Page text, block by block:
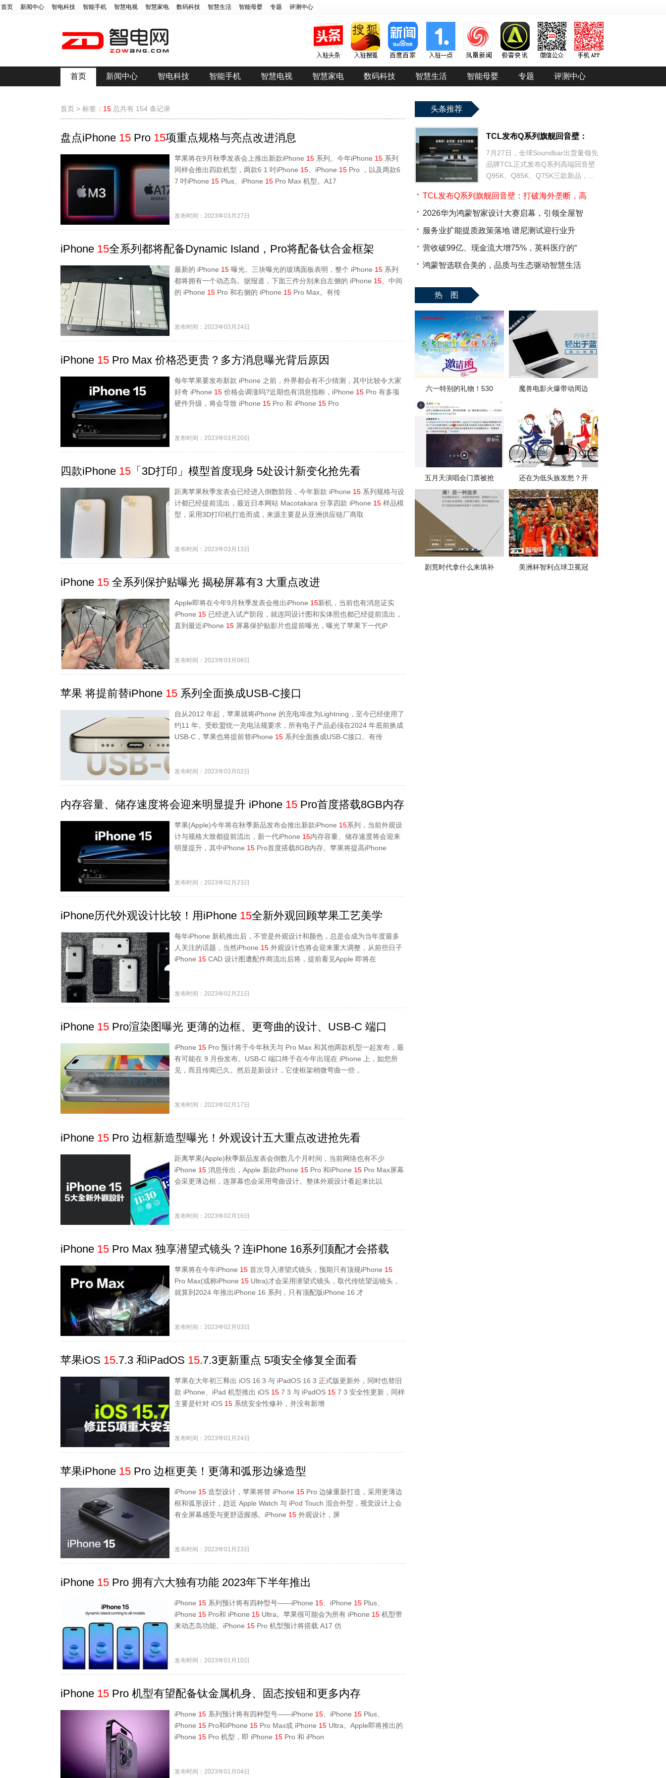
首页 新闻中心 智电科技 智能手机 智慧电视 智慧家电 数码科技 智慧生活 智能母婴 专题 评测中心
首页 新闻中心 智电科技 智能手机 智慧电视 智慧家电 数码科技 智慧生活 智能母婴 专题 评测中心
首页 > 标签： 15 总共有 154 条记录
盘点iPhone 15 Pro 15项重点规格与亮点改进消息
苹果将在9月秋季发表会上推出新款iPhone 15 系列。今年iPhone 15 系列
同样会推出四款机型，两款6 1 吋iPhone 15 、iPhone 15 Pro ，以及两款6
7 吋iPhone 15 Plus、iPhone 15 Pro Max 机型。A17
发布时间：2023年03月27日
iPhone 15全系列都将配备Dynamic Island，Pro将配备钛合金框架
最新的 iPhone 15 曝光。三块曝光的玻璃面板表明，整个 iPhone 15 系列
都将拥有一个动态岛。据报道，下面三件分别来自左侧的 iPhone 15 、中间
的 iPhone 15 Pro 和右侧的 iPhone 15 Pro Max。有传
发布时间：2023年03月24日
iPhone 15 Pro Max 价格恐更贵？多方消息曝光背后原因
每年苹果要发布新款 iPhone 之前，外界都会有不少猜测，其中比较令大家
好奇 iPhone 15 价格会调涨吗?近期也有消息指称，iPhone 15 Pro 有多项
硬件升级，将会导致 iPhone 15 Pro 和 iPhone 15 Pro
发布时间：2023年03月20日
四款iPhone 15 「3D打印」模型首度现身 5处设计新变化抢先看
距离苹果秋季发表会已经进入倒数阶段，今年新款 iPhone 15 系列规格与设
计都已经提前流出，最近日本网站 Macotakara 分享四款 iPhone 15 样品模
型，采用3D打印机打造而成，来源主要是从亚洲供应链厂商取
发布时间：2023年03月13日
iPhone 15 全系列保护贴曝光 揭秘屏幕有3 大重点改进
Apple即将在今年9月秋季发表会推出iPhone 15新机，当前也有消息证实
iPhone 15 已经进入试产阶段，就连同设计图和实体照也都已经提前流出，
直到最近iPhone 15 屏幕保护贴影片也提前曝光，曝光了苹果下一代iP
发布时间：2023年03月08日
苹果 将提前替iPhone 15 系列全面换成USB-C接口
自从2012 年起，苹果就将iPhone 的充电埠改为Lightning，至今已经使用了
约11 年。受欧盟统一充电法规要求，所有电子产品必须在2024 年底前换成
USB-C，苹果也将提前替iPhone 15 系列全面换成USB-C接口。有传
发布时间：2023年03月02日
内存容量、储存速度将会迎来明显提升 iPhone 15 Pro首度搭载8GB内存
苹果(Apple)今年将在秋季新品发布会推出新款iPhone 15系列，当前外观设
计与规格大致都提前流出，新一代iPhone 15内存容量、储存速度将会迎来
明显提升，其中iPhone 15 Pro首度搭载8GB内存。苹果将提高iPhone
发布时间：2023年02月23日
iPhone历代外观设计比较！用iPhone 15全新外观回顾苹果工艺美学
每年iPhone 新机推出后，不管是外观设计和颜色，总是会成为当年度最多
人关注的话题，当然iPhone 15 外观设计也将会迎来重大调整，从前些日子
iPhone 15 CAD 设计图遭配件商流出后将，提前看见Apple 即将在
发布时间：2023年02月21日
iPhone 15 Pro渲染图曝光 更薄的边框、更弯曲的设计、USB-C 端口
iPhone 15 Pro 预计将于今年秋天与 Pro Max 和其他两款机型一起发布，最
有可能在 9 月份发布。USB-C 端口终于在今年出现在 iPhone 上，如您所
见，而且传闻已久。然后是新设计，它使框架稍微弯曲一些，
发布时间：2023年02月17日
iPhone 15 Pro 边框新造型曝光！外观设计五大重点改进抢先看
距离苹果(Apple)秋季新品发表会倒数几个月时间，当前网络也有不少
iPhone 15 消息传出，Apple 新款iPhone 15 Pro 和iPhone 15 Pro Max屏幕
会采更薄边框，连屏幕也会采用弯曲设计。整体外观设计看起来比以
发布时间：2023年02月16日
iPhone 15 Pro Max 独享潜望式镜头？连iPhone 16系列顶配才会搭载
苹果将在今年iPhone 15 首次导入潜望式镜头，预期只有顶规iPhone 15
Pro Max(或称iPhone 15 Ultra)才会采用潜望式镜头，取代传统望远镜头，
就算到2024 年推出iPhone 16 系列，只有顶配版iPhone 16 才
发布时间：2023年02月03日
苹果iOS 15.7.3 和iPadOS 15.7.3更新重点 5项安全修复全面看
苹果在大年初三释出 iOS 16 3 与 iPadOS 16 3 正式版更新外，同时也替旧
款 iPhone、iPad 机型推出 iOS 15 7 3 与 iPadOS 15 7 3 安全性更新，同样
主要是针对 iOS 15 系统安全性修补，并没有新增
发布时间：2023年01月24日
苹果iPhone 15 Pro 边框更美！更薄和弧形边缘造型
iPhone 15 造型设计，苹果将替 iPhone 15 Pro 边缘重新打造，采用更薄边
框和弧形设计，趋近 Apple Watch 与 iPod Touch 混合外型，视觉设计上会
有全屏幕感受与更舒适握感。iPhone 15 外观设计，屏
发布时间：2023年01月23日
iPhone 15 Pro 拥有六大独有功能 2023年下半年推出
iPhone 15 系列预计将有四种型号——iPhone 15 、iPhone 15 Plus、
iPhone 15 Pro和 iPhone 15 Ultra。苹果很可能会为所有 iPhone 15 机型带
来动态岛功能。iPhone 15 Pro 机型预计将搭载 A17 仿
发布时间：2023年01月10日
iPhone 15 Pro 机型有望配备钛金属机身、固态按钮和更多内存
iPhone 15 系列预计将有四种型号——iPhone 15 、iPhone 15 Plus、
iPhone 15 Pro和iPhone 15 Pro Max或 iPhone 15 Ultra。Apple即将推出的
iPhone 15 Pro 机型，即 iPhone 15 Pro 和 iPhon
发布时间：2023年01月04日
头条推荐
TCL发布Q系列旗舰回音壁：
7月27日，全球Soundbar出货量领先
品牌TCL正式发布Q系列高端回音壁
Q95K、Q85K、Q75K三款新品，...
TCL发布Q系列旗舰回音壁：打破海外垄断，高
2026华为鸿蒙智家设计大赛启幕，引领全屋智
服务业扩能提质政策落地 谱尼测试迎行业升
营收破99亿、现金流大增75%，英科医疗的“
鸿蒙智选联合美的，品质与生态驱动智慧生活
热 图
六一特别的礼物！530 魔兽电影火爆带动周边
五月天演唱会门票被抢 还在为低头族发愁？开
剧荒时代拿什么来填补 美洲杯智利点球卫冕冠